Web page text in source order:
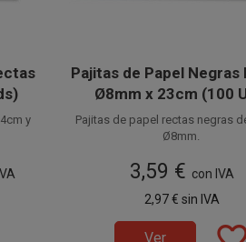
y
Pajitas de Papel Negras
Ø8mm x 23cm (100
Pajitas de papel rectas negras
Ø8mm.
cañitas de papel también son
Biodegradables.
Disponible a la venta en
3,59 € con IVA
2,97 € sin IVA
Ver